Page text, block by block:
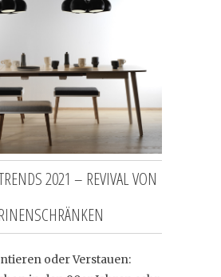
2021 – REVIVAL VON
oder Verstauen: